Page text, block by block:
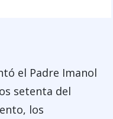
el Padre Imanol
setenta del
los